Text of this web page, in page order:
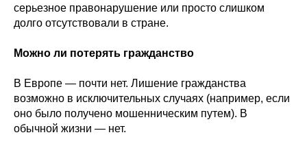
серьезное правонарушение или просто слишком
долго отсутствовали в стране.
Можно ли потерять гражданство
В Европе — почти нет. Лишение гражданства
возможно в исключительных случаях (например, если
оно было получено мошенническим путем). В
обычной жизни — нет.